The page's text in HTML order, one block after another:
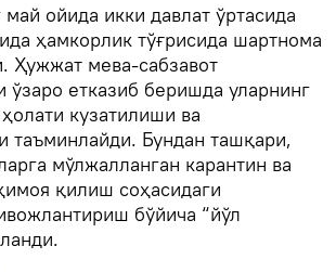
ойида икки давлат ўртасида
ҳамкорлик тўғрисида шартнома
Ҳужжат мева-сабзавот
ўзаро етказиб беришда уларнинг
кузатилиши ва
таъминлайди. Бундан ташқари,
мўлжалланган карантин ва
қилиш соҳасидаги
бўйича “йўл